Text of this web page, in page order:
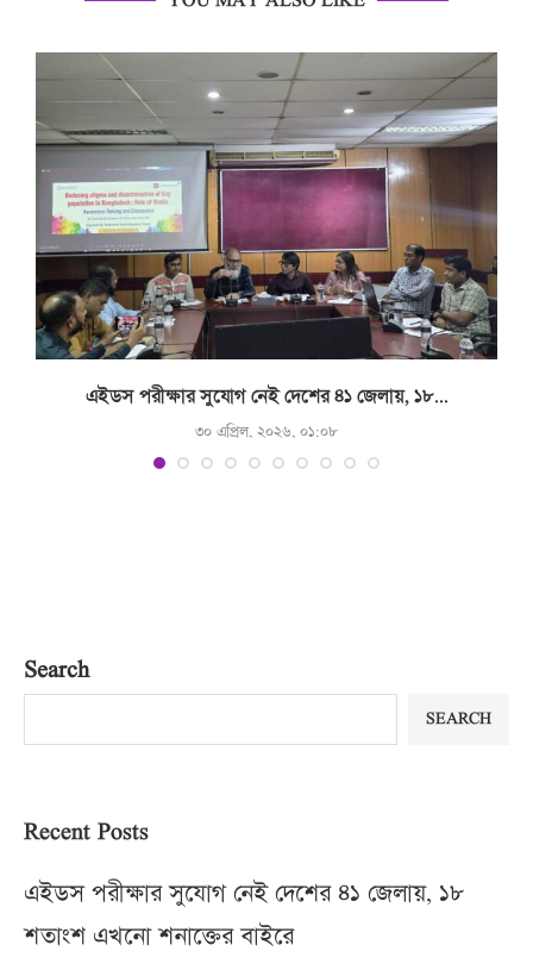
এইডস পরীক্ষার সুযোগ নেই দেশের ৪১ জেলায়, ১৮...
৩০ এপ্রিল, ২০২৬, ০১:০৮
Search
SEARCH
Recent Posts
এইডস পরীক্ষার সুযোগ নেই দেশের ৪১ জেলায়, ১৮
শতাংশ এখনো শনাক্তের বাইরে